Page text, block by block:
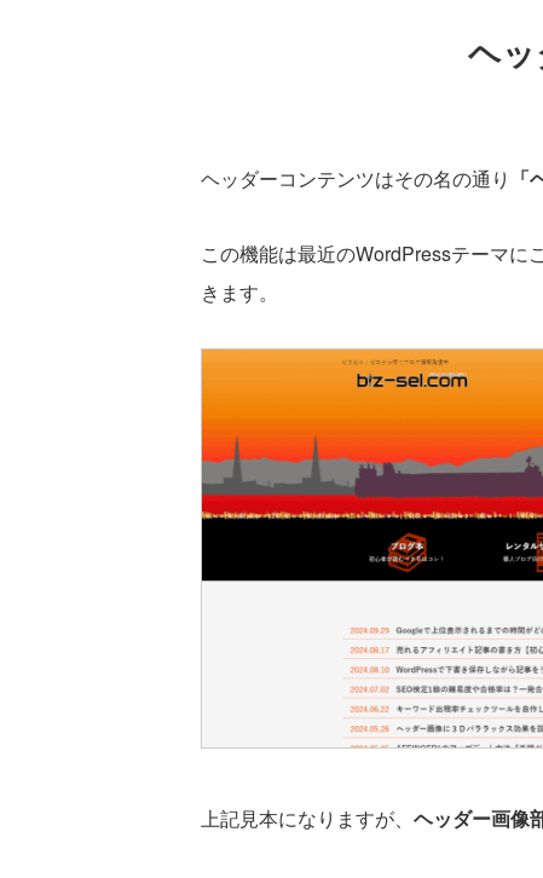
ヘッ
ヘッダーコンテンツはその名の通り
この機能は最近のWordPressテーマ
きます。
上記見本になりますが、 ヘッダー画像